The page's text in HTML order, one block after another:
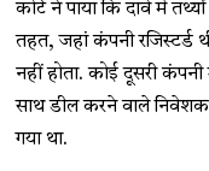
कोर्ट ने पाया कि दावे में
तहत, जहां कंपनी रजिस्टर्ड
नहीं होता. कोई दूसरी
साथ डील करने वाले निवेशक
गया था.